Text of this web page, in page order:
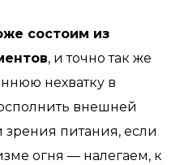
состоим из
, и точно так же
нехватку в
внешней
питания, если
огня — налегаем, к